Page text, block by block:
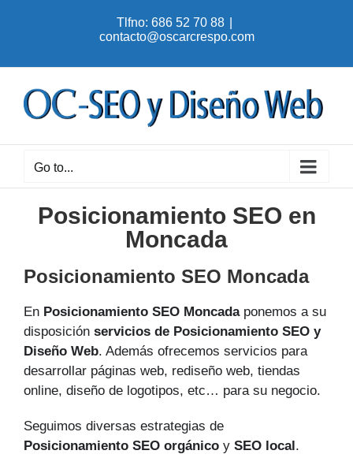
Tlfno: 686 52 70 88
contacto@oscarcrespo.com
Go to...
Posicionamiento SEO en
Moncada
Posicionamiento SEO Moncada
En Posicionamiento SEO Moncadaponemos a su
disposición servicios de Posicionamiento SEO y
Diseño Web. Además ofrecemos servicios para
desarrollar páginas web, rediseño web, tiendas
online, diseño de logotipos, etc… para su negocio.
Seguimos diversas estrategias de
Posicionamiento SEO orgánico y SEO local .